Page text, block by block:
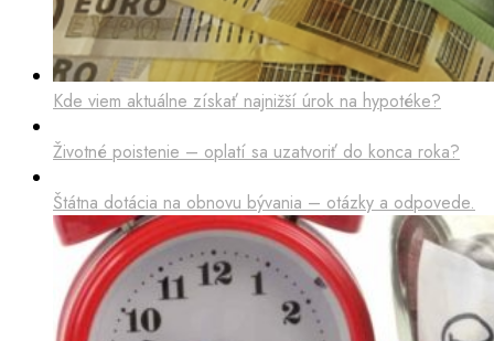
Kde viem aktuálne získať najnižší úrok na hypotéke?
Životné poistenie – oplatí sa uzatvoriť do konca roka?
Štátna dotácia na obnovu bývania – otázky a odpovede.